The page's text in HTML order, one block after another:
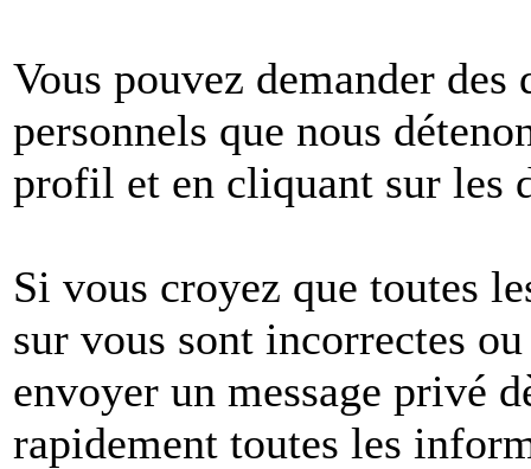
Vous pouvez demander
personnels que nous
profil et en cliquant sur les
Si vous croyez que toutes
sur vous sont incorrectes
envoyer un message privé
rapidement toutes les